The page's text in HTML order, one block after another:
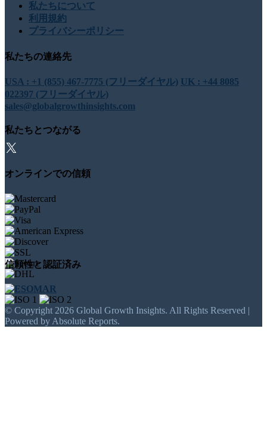
私たちについて
利用規約
プライバシーポリシー
私たちの連絡先
USA : +1 (855) 467-7775 (フリーダイヤル) UK : +44 8085
022397 (フリーダイヤル)
sales@globalgrowthinsights.com
私たちとつながる
オンラインでの信頼
信頼性と認証済み
© Copyright 2026 Global Growth Insights. All Rights Reserved |
Powered by Absolute Reports.